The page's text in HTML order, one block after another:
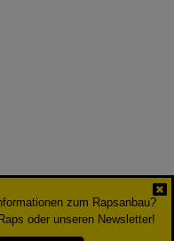
zum Rapsanbau?
oder unseren Newsletter!